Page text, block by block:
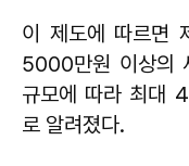
이 제도에 따르면
5000만원 이상의
규모에 따라 최대
로 알려졌다.